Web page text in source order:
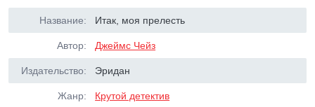
Название: Итак, моя прелесть
Автор: Джеймс Чейз
Издательство: Эридан
Жанр: Крутой детектив